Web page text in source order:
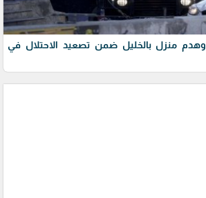
وهدم منزل بالخليل ضمن تصعيد الاحتلال في